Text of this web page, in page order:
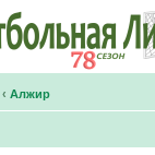
‹ Алжир